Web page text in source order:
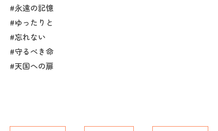
#永遠の記憶
#ゆったりと
#忘れない
#守るべき命
#天国への扉